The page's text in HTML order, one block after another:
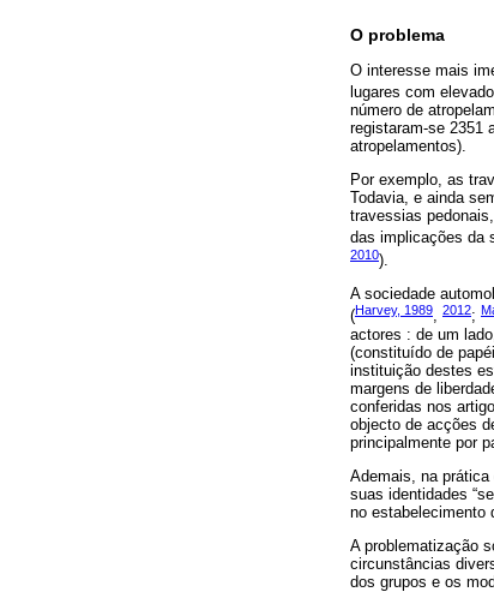
O problema
O interesse mais
lugares com
número de
registaram-se 2351
atropelamentos).
Por exemplo, as
Todavia, e ainda
travessias
das implicações da
2010).
A sociedade
(Harvey, 1989, 2012;
actores : de um
(constituído de
instituição destes
margens de
conferidas nos
objecto de acções
principalmente por
Ademais, na
suas identidades
no estabelecimento
A problematização
circunstâncias
dos grupos e os